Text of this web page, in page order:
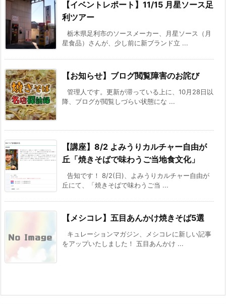
【イベントレポート】11/15 月星ソース足
利ツアー
栃木県足利市のソースメーカー、月星ソース（月
星食品）さんが、少し前に新ブランド立 ...
【お知らせ】ブログ閲覧障害のお詫び
管理人です。更新が滞っている上に、10月28日以
降、ブログが閲覧しづらい状態にな ...
【講座】8/2 よみうりカルチャー自由が
丘「焼きそばで味わうご当地食文化」
告知です！ 8/2(日)、よみうりカルチャー自由が
丘にて、「焼きそばで味わうご当 ...
【メシコレ】五目あんかけ焼きそば5選
キュレーションマガジン、メシコレに新しい記事
をアップいたしました！ 五目あんかけ ...